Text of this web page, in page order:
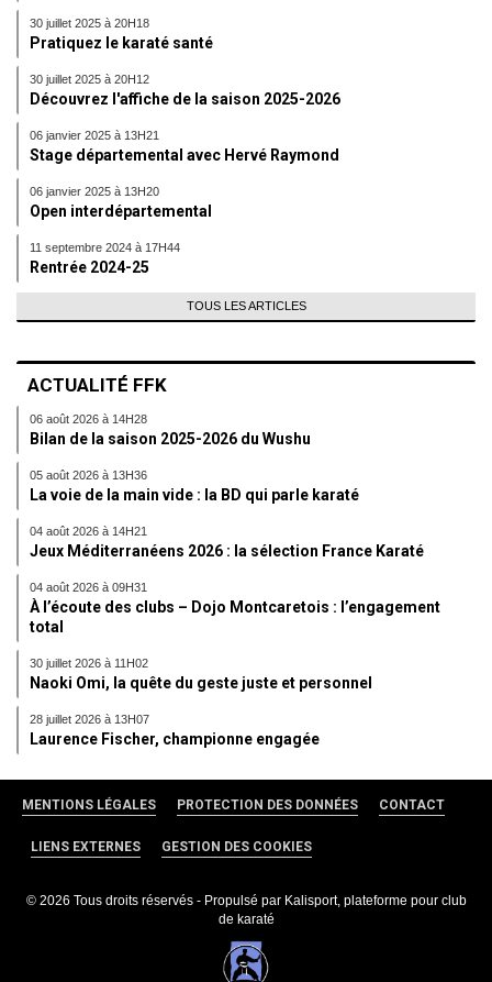
30 juillet 2025 à 20H18
Pratiquez le karaté santé
30 juillet 2025 à 20H12
Découvrez l'affiche de la saison 2025-2026
06 janvier 2025 à 13H21
Stage départemental avec Hervé Raymond
06 janvier 2025 à 13H20
Open interdépartemental
11 septembre 2024 à 17H44
Rentrée 2024-25
TOUS LES ARTICLES
ACTUALITÉ FFK
06 août 2026 à 14H28
Bilan de la saison 2025-2026 du Wushu
05 août 2026 à 13H36
La voie de la main vide : la BD qui parle karaté
04 août 2026 à 14H21
Jeux Méditerranéens 2026 : la sélection France Karaté
04 août 2026 à 09H31
À l’écoute des clubs – Dojo Montcaretois : l’engagement
total
30 juillet 2026 à 11H02
Naoki Omi, la quête du geste juste et personnel
28 juillet 2026 à 13H07
Laurence Fischer, championne engagée
MENTIONS LÉGALES PROTECTION DES DONNÉES CONTACT
LIENS EXTERNES GESTION DES COOKIES
© 2026 Tous droits réservés - Propulsé par Kalisport, plateforme pour club
de karaté